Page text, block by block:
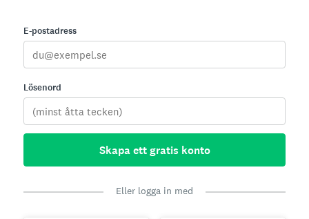
E-postadress
Lösenord
Skapa ett gratis konto
Eller logga in med